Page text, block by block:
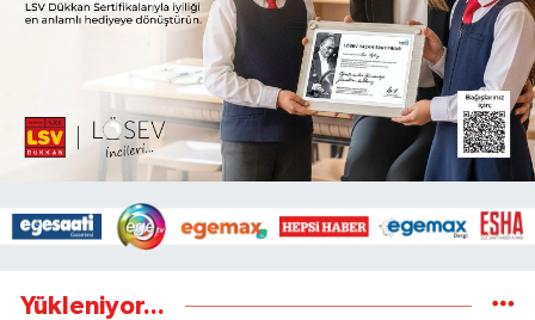
Yükleniyor...